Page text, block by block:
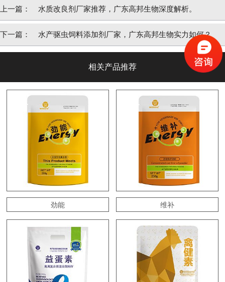
上一篇： 水质改良剂厂家推荐，广东高邦生物深度解析。
下一篇： 水产驱虫饲料添加剂厂家，广东高邦生物实力如何？
相关产品推荐
劲能 维补